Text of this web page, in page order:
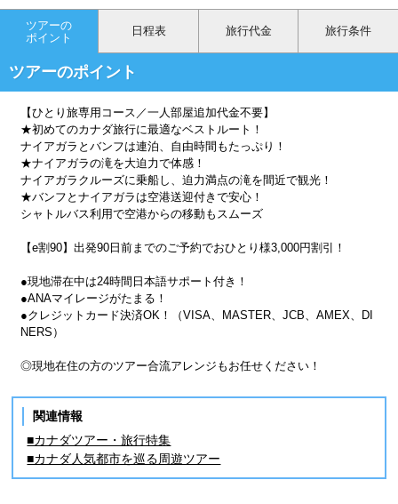
ツアーの
ポイント
日程表 旅行代金 旅行条件
ツアーのポイント
【ひとり旅専用コース／一人部屋追加代金不要】
★初めてのカナダ旅行に最適なベストルート！
ナイアガラとバンフは連泊、自由時間もたっぷり！
★ナイアガラの滝を大迫力で体感！
ナイアガラクルーズに乗船し、迫力満点の滝を間近で観光！
★バンフとナイアガラは空港送迎付きで安心！
シャトルバス利用で空港からの移動もスムーズ
【e割90】出発90日前までのご予約でおひとり様3,000円割引！
●現地滞在中は24時間日本語サポート付き！
●ANAマイレージがたまる！
●クレジットカード決済OK！（VISA、MASTER、JCB、AMEX、DI
NERS）
◎現地在住の方のツアー合流アレンジもお任せください！
関連情報
■カナダツアー・旅行特集
■カナダ人気都市を巡る周遊ツアー